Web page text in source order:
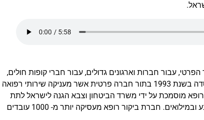
עבור חברות וארגונים גדולים, עבור חברי קופות חולים,
עבור חברות ביטוח ועבור חיילים. רשת ביקור רופא נוסדה בשנת 1993 בתור חברה פרטית אשר מעניקה שירותי רפואה
מוסמכת על ידי משרד הביטחון וצבא הגנה לישראל לתת
שירותים רפואיים עבור חיילי צה״ל בשירות חובה, בקבע ובמילואים. חברת ביקור רופא מעסיקה יותר מ- 1000 עובדים